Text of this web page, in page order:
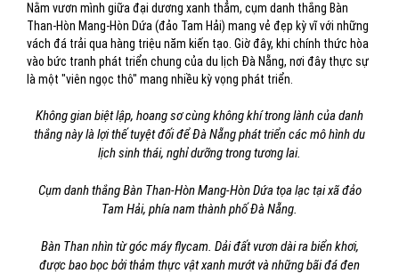
Nằm vươn mình giữa đại dương xanh thẳm, cụm danh thắng Bàn
Than-Hòn Mang-Hòn Dứa (đảo Tam Hải) mang vẻ đẹp kỳ vĩ với những
vách đá trải qua hàng triệu năm kiến tạo. Giờ đây, khi chính thức hòa
vào bức tranh phát triển chung của du lịch Đà Nẵng, nơi đây thực sự
là một "viên ngọc thô" mang nhiều kỳ vọng phát triển.
Không gian biệt lập, hoang sơ cùng không khí trong lành của danh
thắng này là lợi thế tuyệt đối để Đà Nẵng phát triển các mô hình du
lịch sinh thái, nghỉ dưỡng trong tương lai.
Cụm danh thắng Bàn Than-Hòn Mang-Hòn Dứa tọa lạc tại xã đảo
Tam Hải, phía nam thành phố Đà Nẵng.
Bàn Than nhìn từ góc máy flycam. Dải đất vươn dài ra biển khơi,
được bao bọc bởi thảm thực vật xanh mướt và những bãi đá đen